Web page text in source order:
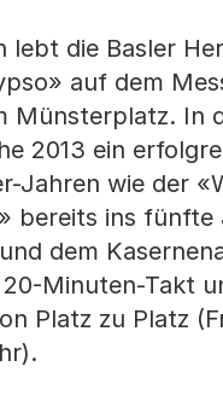
lebt die Basler
auf dem
Münsterplatz. In
2013 ein
Jahren wie der
bereits ins
dem
Minuten-Takt
Platz zu Platz